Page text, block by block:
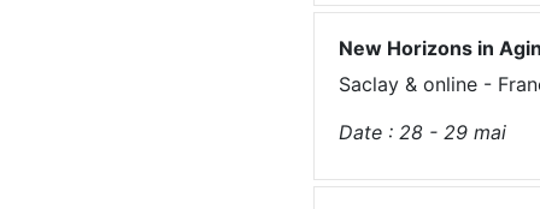
New Horizons in
Saclay & online -
Date : 28 - 29 mai